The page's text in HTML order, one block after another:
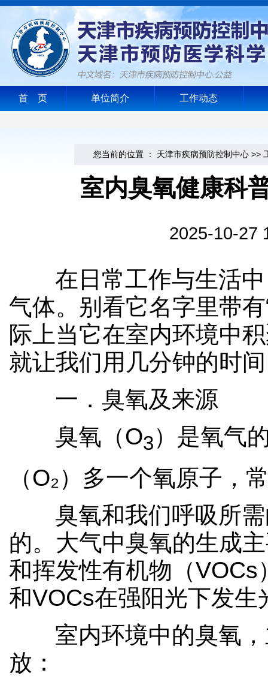
首 页 单位简介 工作动态
您当前的位置 ： 天津市疾病预防控制中心 >>
室内臭氧健康科
2025-10-
在日常工作与生活中
气体。别看它名字里带
际上当它在室内环境中
就让我们用几分钟的时
一．臭氧及来源
臭氧（O3）是氧气
（O₂）多一个氧原子，
臭氧和我们呼吸所
的。大气中臭氧的生成
和挥发性有机物（
和VOCs在强阳光下发生
室内环境中的臭氧
放：